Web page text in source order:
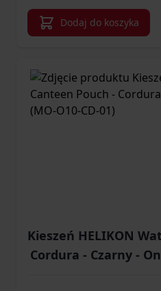
Dodaj do koszyka
Kieszeń HELIKON
Cordura - Czarny -